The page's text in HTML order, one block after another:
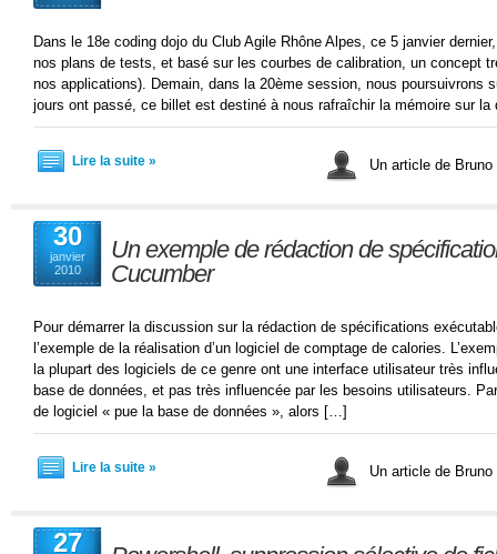
Dans le 18e coding dojo du Club Agile Rhône Alpes, ce 5 janvier
nos plans de tests, et basé sur les courbes de calibration, un concept
nos applications). Demain, dans la 20ème session, nous poursuivrons
jours ont passé, ce billet est destiné à nous rafraîchir la mémoire sur
Lire la suite » Un article de
30
janvier
2010
Un exemple de rédaction de
Cucumber
Pour démarrer la discussion sur la rédaction de spécifications
l’exemple de la réalisation d’un logiciel de comptage de calories.
la plupart des logiciels de ce genre ont une interface utilisateur très
base de données, et pas très influencée par les besoins utilisateurs.
de logiciel « pue la base de données », alors […]
Lire la suite » Un article de
27